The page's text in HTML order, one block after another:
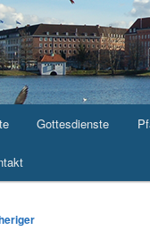
Gottesdienste